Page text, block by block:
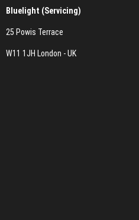
Bluelight (Servicing)
25 Powis Terrace
W11 1JH London - UK